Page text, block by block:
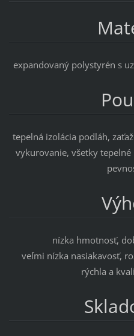
expandovaný polystyrén s
tepelná izolácia podláh,
vykurovanie, všetky
nízka hmotnosť,
veľmi nízka nasiakavosť,
rýchla a